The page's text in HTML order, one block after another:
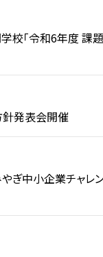
校「令和6年度 課
発表会開催
ぎ中小企業チャレ